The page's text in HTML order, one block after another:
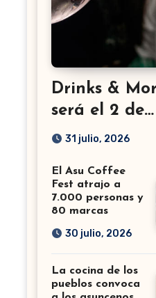
Drinks &
será el 2 de
setiembre en
31 julio, 2026
El Asu Coffee
Fest atrajo a
7.000 personas y
80 marcas
30 julio, 2026
La cocina de los
pueblos convoca